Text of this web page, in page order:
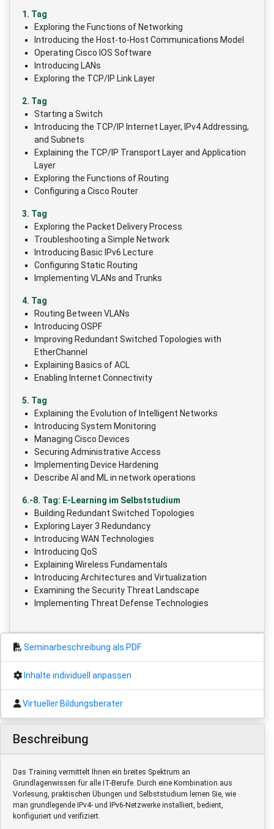
1. Tag
Exploring the Functions of Networking
Introducing the Host-to-Host Communications Model
Operating Cisco IOS Software
Introducing LANs
Exploring the TCP/IP Link Layer
2. Tag
Starting a Switch
Introducing the TCP/IP Internet Layer, IPv4 Addressing,
and Subnets
Explaining the TCP/IP Transport Layer and Application
Layer
Exploring the Functions of Routing
Configuring a Cisco Router
3. Tag
Exploring the Packet Delivery Process
Troubleshooting a Simple Network
Introducing Basic IPv6 Lecture
Configuring Static Routing
Implementing VLANs and Trunks
4. Tag
Routing Between VLANs
Introducing OSPF
Improving Redundant Switched Topologies with
EtherChannel
Explaining Basics of ACL
Enabling Internet Connectivity
5. Tag
Explaining the Evolution of Intelligent Networks
Introducing System Monitoring
Managing Cisco Devices
Securing Administrative Access
Implementing Device Hardening
Describe AI and ML in network operations
6.-8. Tag: E-Learning im Selbststudium
Building Redundant Switched Topologies
Exploring Layer 3 Redundancy
Introducing WAN Technologies
Introducing QoS
Explaining Wireless Fundamentals
Introducing Architectures and Virtualization
Examining the Security Threat Landscape
Implementing Threat Defense Technologies
Seminarbeschreibung als PDF
Inhalte individuell anpassen
Virtueller Bildungsberater
Beschreibung
Das Training vermittelt Ihnen ein breites Spektrum an
Grundlagenwissen für alle IT-Berufe. Durch eine Kombination aus
Vorlesung, praktischen Übungen und Selbststudium lernen Sie, wie
man grundlegende IPv4- und IPv6-Netzwerke installiert, bedient,
konfiguriert und verifiziert.